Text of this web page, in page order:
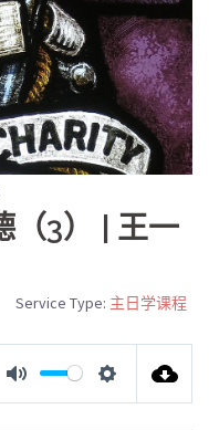
（3） | 王一
Service Type: 主日学课程
MUTE SETTINGS